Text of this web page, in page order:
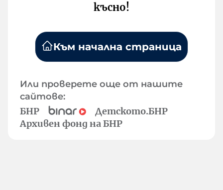
късно!
Към начална страница
Или проверете още от нашите
сайтове:
БНР
Детското.БНР
Архивен фонд на БНР